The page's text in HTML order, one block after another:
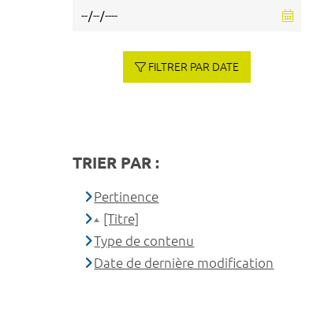
FILTRER PAR DATE
TRIER PAR :
Pertinence
[Titre]
Type de contenu
Date de dernière modification